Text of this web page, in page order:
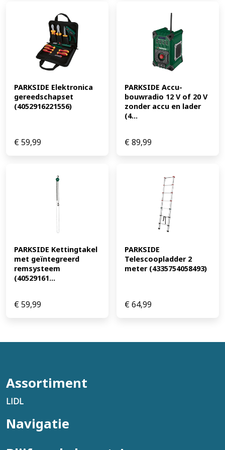
PARKSIDE Elektronica
gereedschapset
(4052916221556)
€59,99
PARKSIDE Accu-
bouwradio 12 V of 20 V
zonder accu en lader
(4...
€89,99
PARKSIDE Kettingtakel
met geïntegreerd
remsysteem
(40529161...
€59,99
PARKSIDE
Telescoopladder 2
meter (4335754058493)
€64,99
Assortiment
LIDL
Navigatie